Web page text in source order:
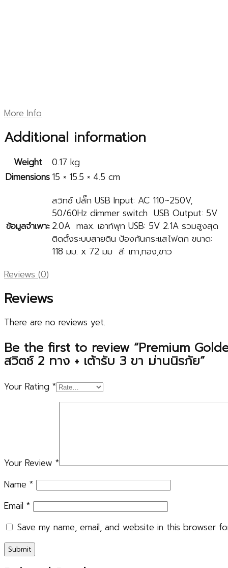
More Info
Additional information
Weight
0.17 kg
Dimensions15 × 15.5 × 4.5 cm
ข้อมูลจำเพาะ
สวิทช์ ปลั๊ก USB Input: AC 110~250V,
50/60Hz dimmer switch USB Output: 5V
2.0A max. เอาท์พุท USB: 5V 2.1A รวมสูงสุด
ติดตั้งระบบสายดิน ป้องกันกระแสไฟตก ขนาด:
118 มม. x 72 มม สี: เทา,ทอง,ขาว
Reviews (0)
Reviews
There are no reviews yet.
Be the first to review “Premium
สวิตช์ 2 ทาง + เต้ารับ 3 ขา ม่านนิรภัย”
Your Rating *
Your Review *
Name *
Email *
Save my name, email, and website in this browser